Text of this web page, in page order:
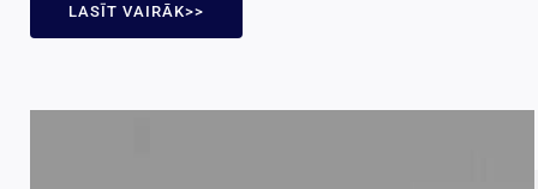
LASĪT VAIRĀK>>